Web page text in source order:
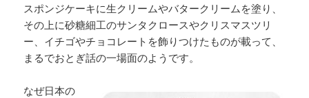
スポンジケーキに生クリームやバタークリームを塗り、
その上に砂糖細工のサンタクロースやクリスマスツリ
ー、イチゴやチョコレートを飾りつけたものが載って、
まるでおとぎ話の一場面のようです。
なぜ日本の